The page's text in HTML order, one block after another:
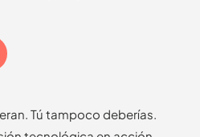
Tú tampoco deberías.